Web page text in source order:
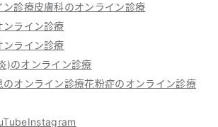
ン診療皮膚科のオンライン診療
ンライン診療
ンライン診療
)のオンライン診療
オンライン診療花粉症のオンライン診療
Instagram